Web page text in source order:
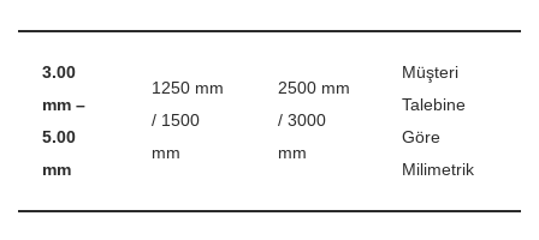
3.00
mm –
5.00
mm
1250 mm
/ 1500
mm
2500 mm
/ 3000
mm
Müşteri
Talebine
Göre
Milimetrik